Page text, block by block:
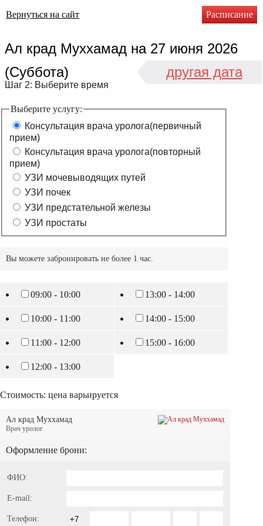
Вернуться на сайт Расписание
Ал крад Муххамад на 27 июня 2026
(Суббота)
другая дата
Шаг 2: Выберите время
Выберите услугу:
Консультация врача уролога(первичный
прием)
Консультация врача уролога(повторный
прием)
УЗИ мочевыводящих путей
УЗИ почек
УЗИ предстательной железы
УЗИ простаты
Вы можете забронировать не более 1 час.
09:00 - 10:00
10:00 - 11:00
11:00 - 12:00
12:00 - 13:00
13:00 - 14:00
14:00 - 15:00
15:00 - 16:00
Стоимость: цена варьируется
Ал крад Муххамад
Врач уролог
Оформление брони:
ФИО:
E-mail:
Телефон: